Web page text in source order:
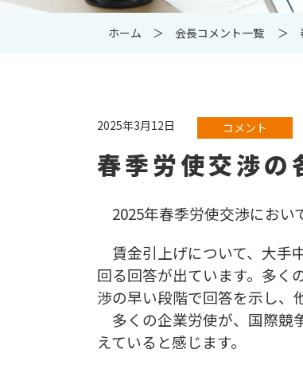
ホーム 会長コメント一覧
2025年3月12日 コメント
春季労使交渉の
2025年春季労使交渉におい
賃金引上げについて、大手
回る回答が出ています。多く
渉の早い段階で回答を示し、
多くの企業労使が、国際競
えていると感じます。